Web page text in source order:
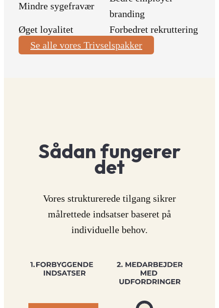
Mindre sygefravær
branding
Øget loyalitet
Forbedret rekruttering
Se alle vores Trivselspakker
Sådan fungerer
det
Vores strukturerede tilgang sikrer
målrettede indsatser baseret på
individuelle behov.